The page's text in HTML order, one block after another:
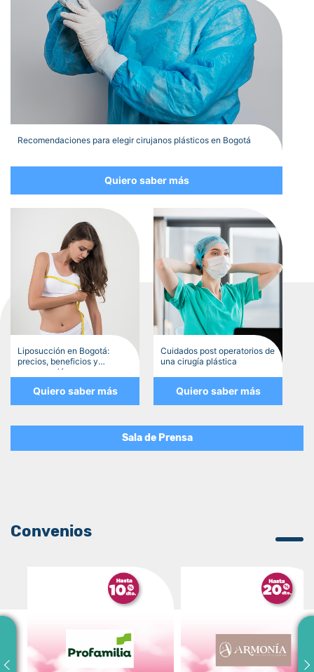
Recomendaciones para elegir cirujanos plásticos en Bogotá
Quiero saber más
Liposucción en Bogotá:
precios, beneficios y
recuperación
Quiero saber más
Cuidados post operatorios de
una cirugía plástica
Quiero saber más
Sala de Prensa
Convenios